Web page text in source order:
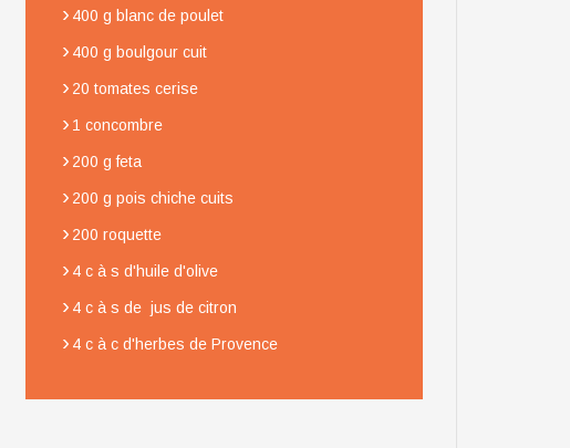
› 400 g blanc de poulet
› 400 g boulgour cuit
› 20 tomates cerise
› 1 concombre
› 200 g feta
› 200 g pois chiche cuits
› 200 roquette
› 4 c à s d'huile d'olive
› 4 c à s de jus de citron
› 4 c à c d'herbes de Provence